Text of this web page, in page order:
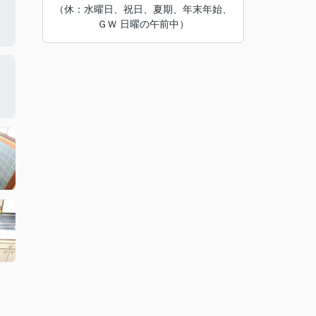
（休：水曜日、祝日、夏期、年末年始、
ＧＷ 日曜の午前中）